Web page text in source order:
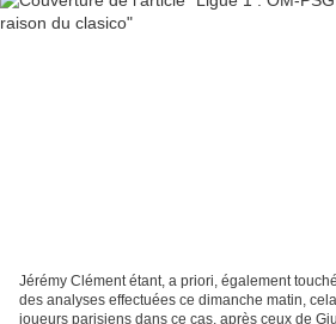
Jérémy Clément étant, a priori, également
des analyses effectuées ce dimanche matin,
joueurs parisiens dans ce cas, après ceux de